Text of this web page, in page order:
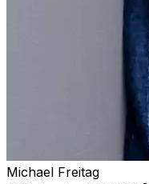
Michael Freitag